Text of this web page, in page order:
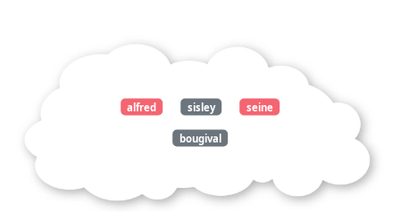
alfred sisley seine
bougival